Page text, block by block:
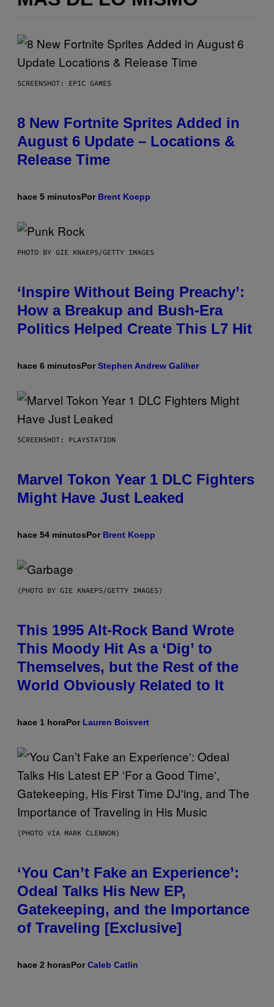
SCREENSHOT: EPIC GAMES
8 New Fortnite Sprites Added in
August 6 Update – Locations &
Release Time
hace 5 minutosPor Brent Koepp
PHOTO BY GIE KNAEPS/GETTY IMAGES
‘Inspire Without Being Preachy’:
How a Breakup and Bush-Era
Politics Helped Create This L7 Hit
hace 6 minutosPorStephen Andrew Galiher
SCREENSHOT: PLAYSTATION
Marvel Tokon Year 1 DLC Fighters
Might Have Just Leaked
hace 54 minutosPor Brent Koepp
(PHOTO BY GIE KNAEPS/GETTY IMAGES)
This 1995 Alt-Rock Band Wrote
This Moody Hit As a ‘Dig’ to
Themselves, but the Rest of the
World Obviously Related to It
hace 1 horaPor Lauren Boisvert
(PHOTO VIA MARK CLENNON)
‘You Can’t Fake an Experience’:
Odeal Talks His New EP,
Gatekeeping, and the Importance
of Traveling [Exclusive]
hace 2 horasPorCaleb Catlin